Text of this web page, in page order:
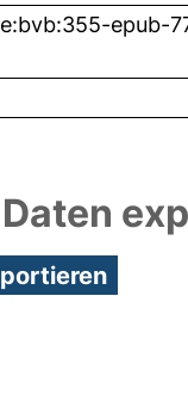
epub-